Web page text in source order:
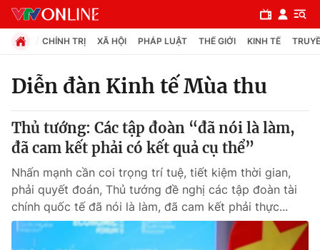
Chuyên mục
Chính trị
Xã hội
Pháp luật
CHÍNH TRỊ XÃ HỘI PHÁP LUẬT THẾ GIỚI KINH TẾ
Diễn đàn Kinh tế Mùa thu
Thủ tướng: Các tập đoàn “đã nói là làm,
đã cam kết phải có kết quả cụ thể”
Nhấn mạnh cần coi trọng trí tuệ, tiết kiệm thời gian,
phải quyết đoán, Thủ tướng đề nghị các tập đoàn tài
chính quốc tế đã nói là làm, đã cam kết phải thực...